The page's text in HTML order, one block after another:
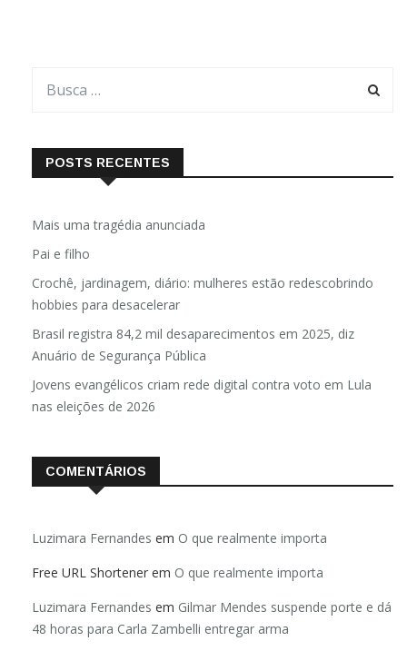
POSTS RECENTES
Mais uma tragédia anunciada
Pai e filho
Crochê, jardinagem, diário: mulheres estão redescobrindo
hobbies para desacelerar
Brasil registra 84,2 mil desaparecimentos em 2025, diz
Anuário de Segurança Pública
Jovens evangélicos criam rede digital contra voto em Lula
nas eleições de 2026
COMENTÁRIOS
Luzimara Fernandes em O que realmente importa
Free URL Shortener em O que realmente importa
Luzimara Fernandes em Gilmar Mendes suspende porte e dá
48 horas para Carla Zambelli entregar arma